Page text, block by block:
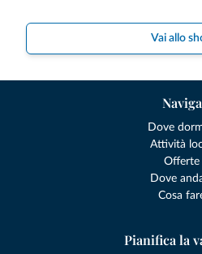
Vai allo
Naviga
Dove
Attività
Offerte
Dove
Cosa
Pianifica la